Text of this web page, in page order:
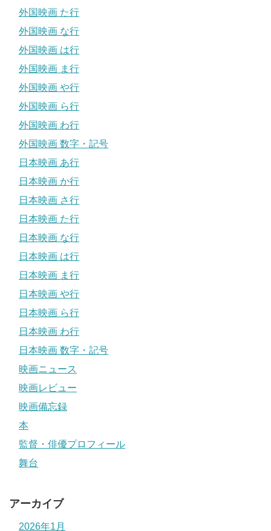
外国映画 た行
外国映画 な行
外国映画 は行
外国映画 ま行
外国映画 や行
外国映画 ら行
外国映画 わ行
外国映画 数字・記号
日本映画 あ行
日本映画 か行
日本映画 さ行
日本映画 た行
日本映画 な行
日本映画 は行
日本映画 ま行
日本映画 や行
日本映画 ら行
日本映画 わ行
日本映画 数字・記号
映画ニュース
映画レビュー
映画備忘録
本
監督・俳優プロフィール
舞台
アーカイブ
2026年1月